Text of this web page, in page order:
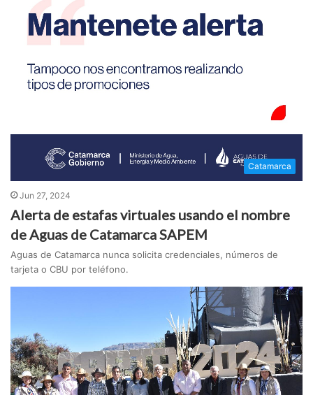
Catamarca
Jun 27, 2024
Alerta de estafas virtuales usando el nombre
de Aguas de Catamarca SAPEM
Aguas de Catamarca nunca solicita credenciales, números de
tarjeta o CBU por teléfono.